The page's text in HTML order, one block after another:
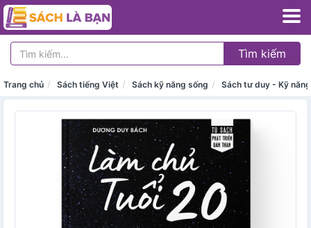
Tìm kiếm
Trang chủ Sách tiếng Việt Sách kỹ năng sống Sách tư duy - Kỹ